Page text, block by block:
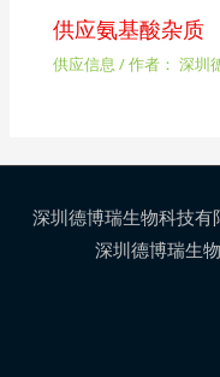
供应氨基酸杂质
供应信息 / 作者： 深圳
深圳德博瑞生物科技
深圳德博瑞生